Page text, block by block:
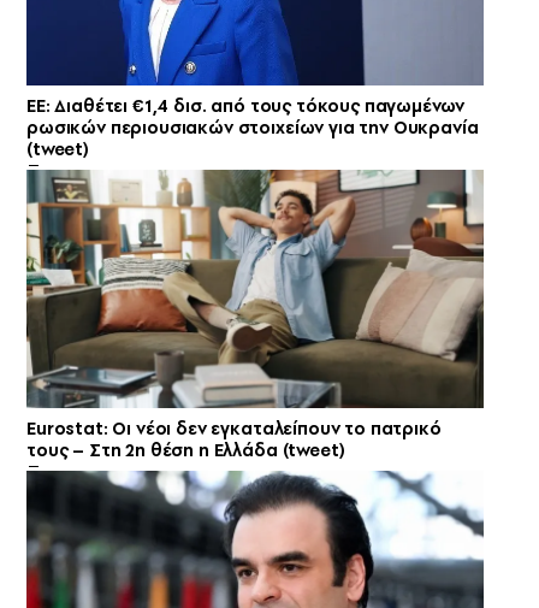
ΕΕ: Διαθέτει €1,4 δισ. από τους τόκους παγωμένων
ρωσικών περιουσιακών στοιχείων για την Ουκρανία
(tweet)
Eurostat: Οι νέοι δεν εγκαταλείπουν το πατρικό
τους – Στη 2η θέση η Ελλάδα (tweet)